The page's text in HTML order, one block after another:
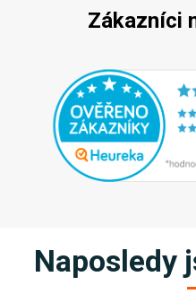
Zákazníci
Naposledy